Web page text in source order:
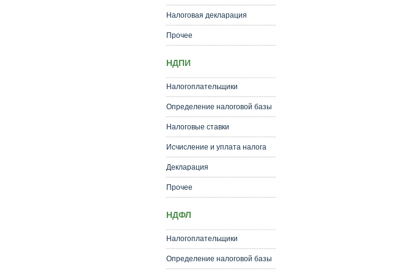
Налоговая декларация
Прочее
НДПИ
Налогоплательщики
Определение налоговой базы
Налоговые ставки
Исчисление и уплата налога
Декларация
Прочее
НДФЛ
Налогоплательщики
Определение налоговой базы